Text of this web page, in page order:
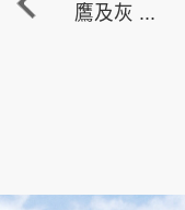
鷹及灰 ...